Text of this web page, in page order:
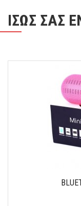
ΙΣΩΣ ΣΑΣ